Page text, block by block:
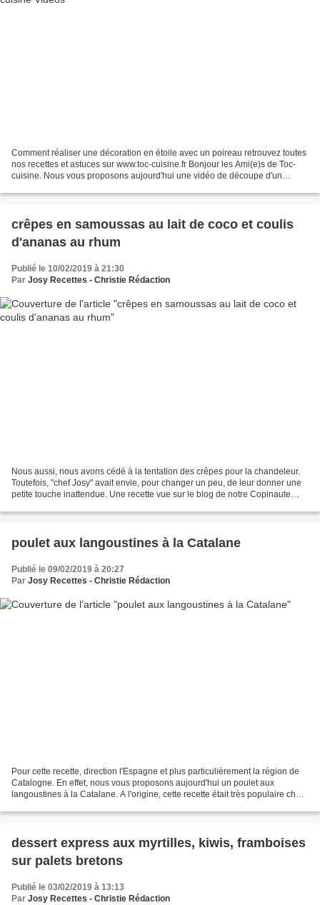
Comment réaliser une décoration en étoile avec un poireau retrouvez toutes
nos recettes et astuces sur www.toc-cuisine.fr Bonjour les Ami(e)s de Toc-
cuisine. Nous vous proposons aujourd'hui une vidéo de découpe d'un
crêpes en samoussas au lait de coco et coulis
d'ananas au rhum
Publié le 10/02/2019 à 21:30
Par Josy Recettes - Christie Rédaction
Nous aussi, nous avons cédé à la tentation des crêpes pour la chandeleur.
Toutefois, "chef Josy" avait envie, pour changer un peu, de leur donner une
petite touche inattendue. Une recette vue sur le blog de notre Copinaute
poulet aux langoustines à la Catalane
Publié le 09/02/2019 à 20:27
Par Josy Recettes - Christie Rédaction
Pour cette recette, direction l'Espagne et plus particulièrement la région de
Catalogne. En effet, nous vous proposons aujourd'hui un poulet aux
langoustines à la Catalane. A l'origine, cette recette était très populaire chez
dessert express aux myrtilles, kiwis, framboises
sur palets bretons
Publié le 03/02/2019 à 13:13
Par Josy Recettes - Christie Rédaction